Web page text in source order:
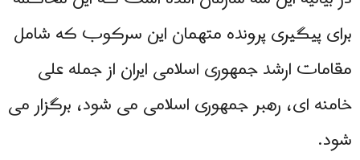
برای پیگیری پرونده متهمان این سرکوب که شامل
مقامات ارشد جمهوری اسلامی ایران از جمله علی
خامنه ای، رهبر جمهوری اسلامی می شود، برگزار می
شود.